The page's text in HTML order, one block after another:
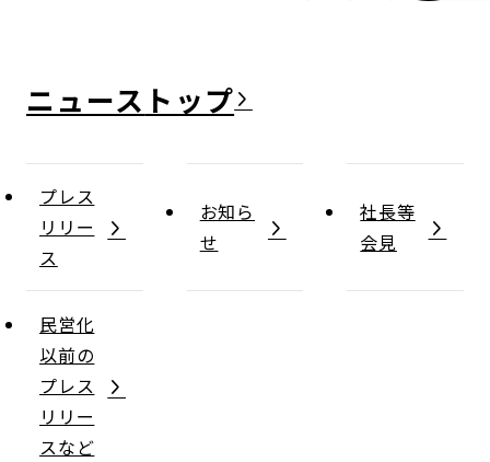
ニュース
プレス
リリー
ス
お知ら
せ
社長等
会見
民営化
以前の
プレス
リリー
スなど